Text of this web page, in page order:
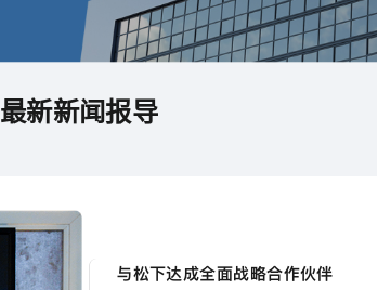
最新新闻报导
与松下达成全面战略合作伙伴